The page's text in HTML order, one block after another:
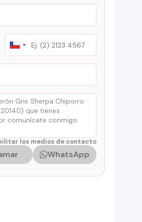
Chile
+56
los medios de contacto
WhatsApp